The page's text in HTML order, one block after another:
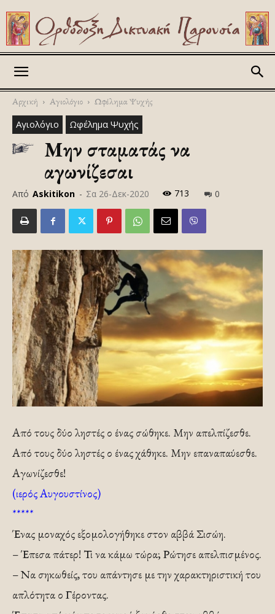
Αρχική Αγιολόγιο Ωφέλημα Ψυχής
Αγιολόγιο Ωφέλημα Ψυχής
Μην σταματάς να
αγωνίζεσαι
Από Askitikon - Σα 26-Δεκ-2020 713 0
Από τους δύο ληστές ο ένας σώθηκε. Μην απελπίζεσθε.
Από τους δύο ληστές ο ένας χάθηκε. Μην επαναπαύεσθε.
Αγωνίζεσθε!
(ιερός Αυγουστίνος)
*****
Ένας μοναχός εξομολογήθηκε στον αββά Σισώη.
– Έπεσα πάτερ! Τι να κάμω τώρα; Ρώτησε απελπισμένος.
– Να σηκωθείς, του απάντησε με την χαρακτηριστική του
απλότητα ο Γέροντας.